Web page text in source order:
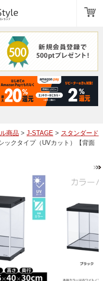
商品 > J-STAGE > スタンダード
クタイプ（UVカット）【背面